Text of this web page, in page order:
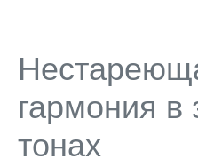
гармония в
тонах